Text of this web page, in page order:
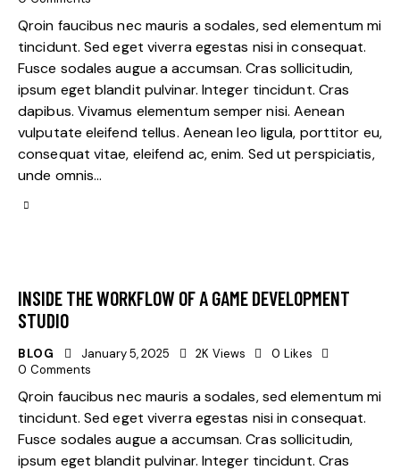
Qroin faucibus nec mauris a sodales, sed elementum mi
tincidunt. Sed eget viverra egestas nisi in consequat.
Fusce sodales augue a accumsan. Cras sollicitudin,
ipsum eget blandit pulvinar. Integer tincidunt. Cras
dapibus. Vivamus elementum semper nisi. Aenean
vulputate eleifend tellus. Aenean leo ligula, porttitor eu,
consequat vitae, eleifend ac, enim. Sed ut perspiciatis,
unde omnis…
INSIDE THE WORKFLOW OF A GAME DEVELOPMENT
STUDIO
BLOG January 5, 2025 2K Views 0 Likes
0 Comments
Qroin faucibus nec mauris a sodales, sed elementum mi
tincidunt. Sed eget viverra egestas nisi in consequat.
Fusce sodales augue a accumsan. Cras sollicitudin,
ipsum eget blandit pulvinar. Integer tincidunt. Cras